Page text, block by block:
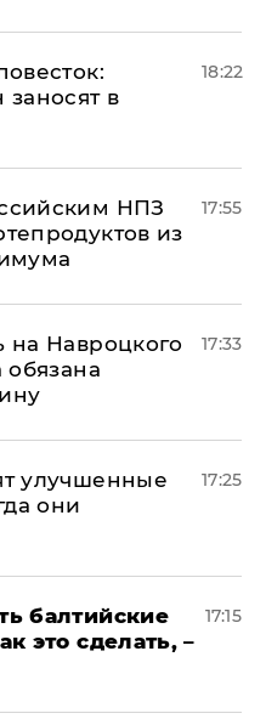
заносят в
18:22
НПЗ
из
17:55
на Навроцкого
обязана
17:33
улучшенные
они
17:25
балтийские
это сделать, –
17:15